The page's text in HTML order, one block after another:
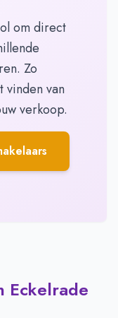
om direct
Zo
vinden van
verkoop.
Eckelrade